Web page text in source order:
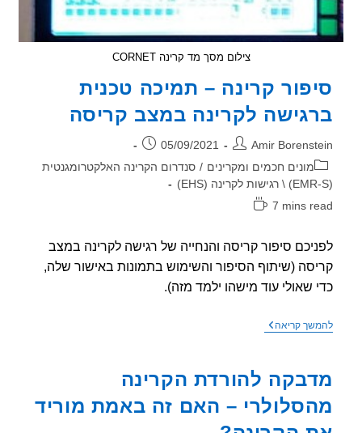
צילום מסך מד קרינה CORNET
קרינה – תמיכה טכנית
לקרינה במצב קריסה
Amir פורסם:
05/09/2021
מונים חכמים ומקרינים / סנדרום הקרינה האלקטרומגנטית
7 mins
סיפור קריסה והנחייה של רגישה לקרינה במצב
(שיתוף הסיפור והשימוש בתמונות באישור שלה,
שאולי עוד מישהו ילמד מזה).
קריאהסיפור
טכנית
ברגישה
לקרינה
במצב
קריסה
להורדת הקרינה
– האם זה באמת מוריד